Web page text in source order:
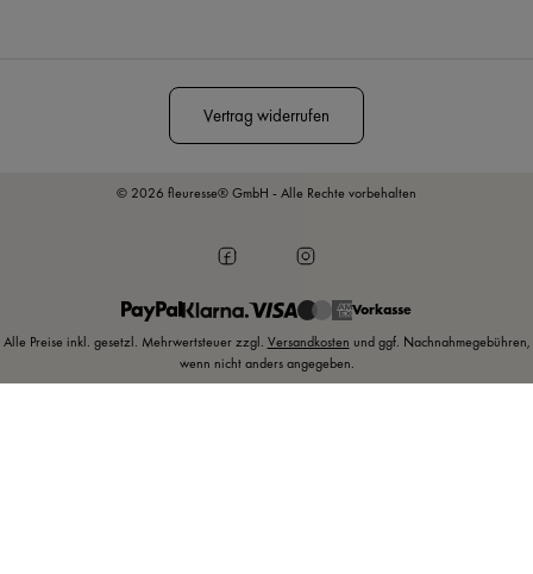
Vertrag widerrufen
© 2026 fleuresse® GmbH - Alle Rechte vorbehalten
Vorkasse
Alle Preise inkl. gesetzl. Mehrwertsteuer zzgl. Versandkosten und ggf. Nachnahmegebühren,
wenn nicht anders angegeben.